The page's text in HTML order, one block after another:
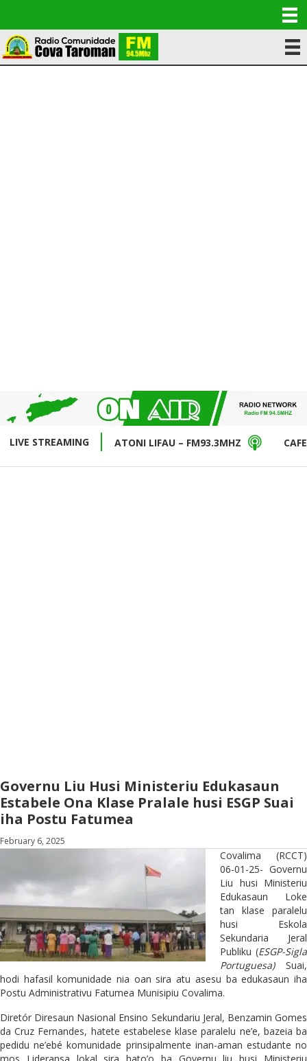
LIVE STREAMING ATONI LIFAU – FM93.3MHZ
Governu Liu Husi Ministeriu Edukasaun
Estabele Ona Klase Pralale husi ESGP Suai
iha Postu Fatumea
February 6, 2025
Covalima (RCCT)
06-01-25- Governu
Liu husi Ministeriu
Edukasaun Loke
tan klase paralelu
husi Eskola
Sekundaria Jeral
Publiku (ESGP-Sigla
Portuguesa)Suai,
hodi hafasil komunidade nia oan sira atu asesu ba edukasaun iha
Postu Administrativu Fatumea Munisipiu Covalima.
Diretór Diresaun Nasional Ensino Sekundariu Jeral, Benzamin Gomes
da Cruz Fernandes, hatete estabelese klase paralelu ne’e, bazeia ba
pedidu ne’ebé komunidade prinsipalmente inan-aman estudante no